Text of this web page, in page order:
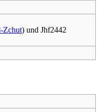
Zchut) und Jhf2442